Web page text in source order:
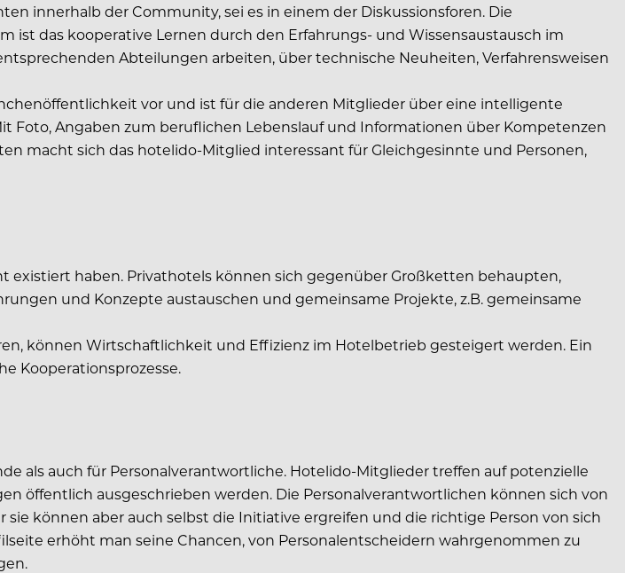
innerhalb der Community, sei es in einem der Diskussionsforen. Die
ist das kooperative Lernen durch den Erfahrungs- und Wissensaustausch im
Abteilungen arbeiten, über technische Neuheiten, Verfahrensweisen
vor und ist für die anderen Mitglieder über eine intelligente
Foto, Angaben zum beruflichen Lebenslauf und Informationen über Kompetenzen
macht sich das hotelido-Mitglied interessant für Gleichgesinnte und Personen,
existiert haben. Privathotels können sich gegenüber Großketten behaupten,
und Konzepte austauschen und gemeinsame Projekte, z.B. gemeinsame
können Wirtschaftlichkeit und Effizienz im Hotelbetrieb gesteigert werden. Ein
Kooperationsprozesse.
als auch für Personalverantwortliche. Hotelido-Mitglieder treffen auf potenzielle
öffentlich ausgeschrieben werden. Die Personalverantwortlichen können sich von
können aber auch selbst die Initiative ergreifen und die richtige Person von sich
erhöht man seine Chancen, von Personalentscheidern wahrgenommen zu